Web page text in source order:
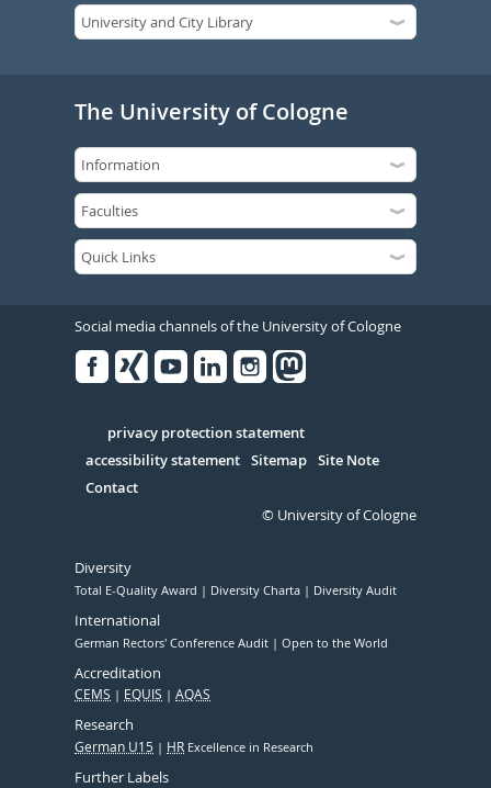
The University of Cologne
Social media channels of the University of Cologne
Serivce
privacy protection statement
accessibility statement Sitemap Site Note
Contact
© University of Cologne
Diversity
Total E-Quality Award Diversity Charta Diversity Audit
International
German Rectors' Conference Audit Open to the World
Accreditation
CEMS EQUIS AQAS
Research
German U15 HR Excellence in Research
Further Labels